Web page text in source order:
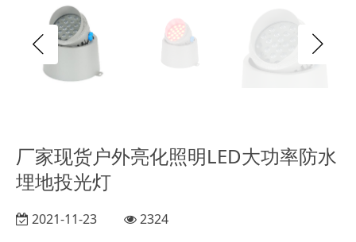
厂家现货户外亮化照明LED大功率防水
埋地投光灯
2021-11-23 2324